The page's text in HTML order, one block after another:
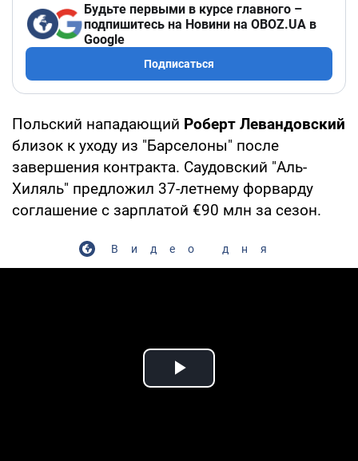
Будьте первыми в курсе главного –
подпишитесь на Новини на OBOZ.UA в
Google
Подписаться
Польский нападающий Роберт Левандовский
близок к уходу из "Барселоны" после
завершения контракта. Саудовский "Аль-
Хиляль" предложил 37-летнему форварду
соглашение с зарплатой €90 млн за сезон.
Видео дня
Play Video